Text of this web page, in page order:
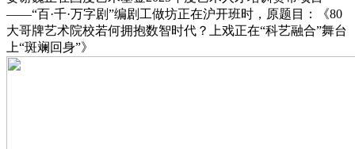
——“百·千·万字剧”编剧工做坊正在沪开班时，原题目：《80
大哥牌艺术院校若何拥抱数智时代？上戏正在“科艺融合”舞台
上“斑斓回身”》